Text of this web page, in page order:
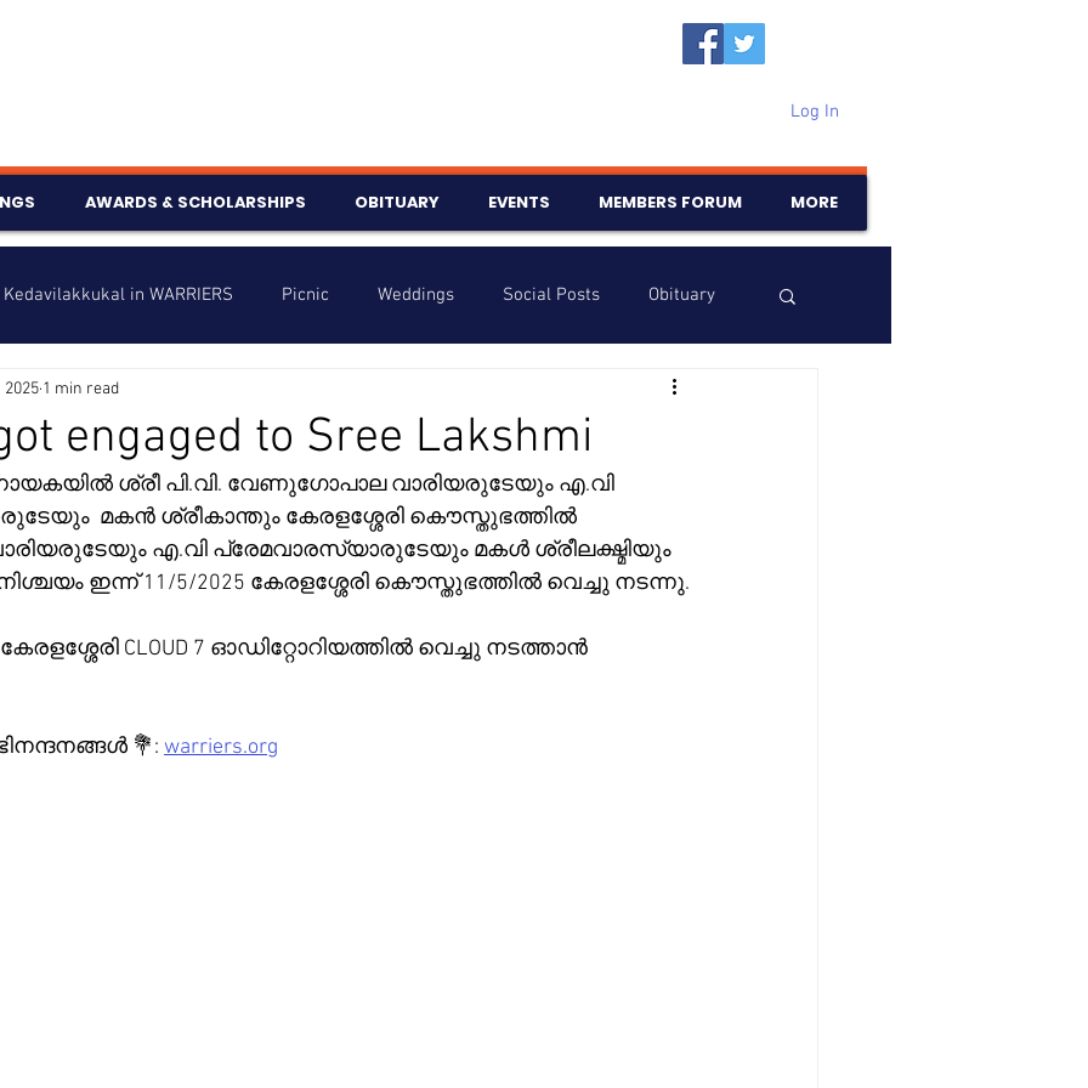
Log In
AWARDS & SCHOLARSHIPS OBITUARY EVENTS MEMBERS FORUM MORE
Kedavilakkukal in WARRIERS Picnic Weddings Social Posts Obituary
Info Birthdays
engaged to Sree Lakshmi
2025 1 min read
ശ്രീ പി.വി. വേണുഗോപാല വാരിയരുടേയും എ.വി
മകൻ ശ്രീകാന്തും കേരളശ്ശേരി കൌസ്തുഭത്തിൽ
എ.വി പ്രേമവാരസ്യാരുടേയും മകൾ ശ്രീലക്ഷ്മിയും
ഇന്ന് 11/5/2025 കേരളശ്ശേരി കൌസ്തുഭത്തിൽ വെച്ചു നടന്നു.
CLOUD 7 ഓഡിറ്റോറിയത്തിൽ വെച്ചു നടത്താൻ
💐: warriers.org